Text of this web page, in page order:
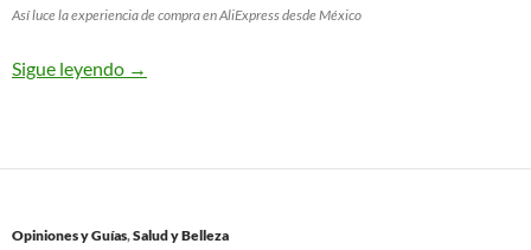
Así luce la experiencia de compra en AliExpress desde México
Sigue leyendo →
Opiniones y Guías,Salud y Belleza